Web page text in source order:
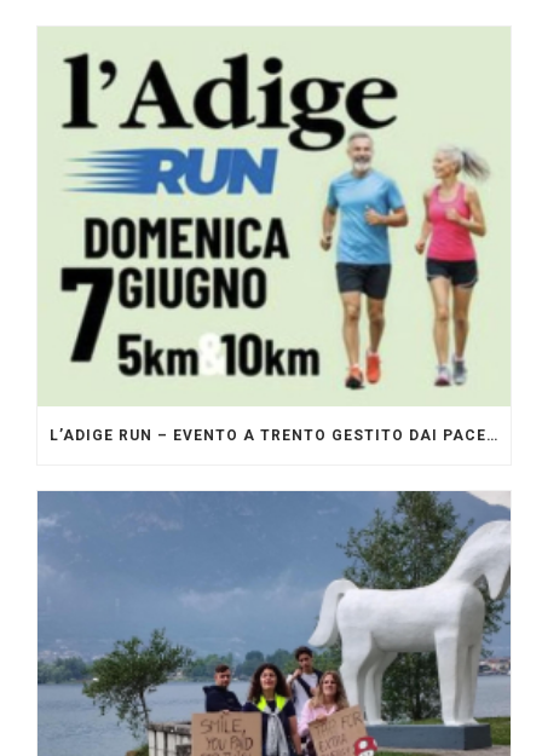
L’ADIGE RUN – EVENTO A TRENTO GESTITO DAI PACERS GLI ORIGINALI